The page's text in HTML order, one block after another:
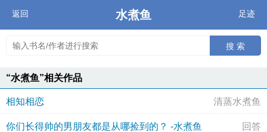
返回 水煮鱼 足迹
搜 索
“水煮鱼”相关作品
相知相恋 清蒸水煮鱼
你们长得帅的男朋友都是从哪捡到的？ -水煮鱼 回答